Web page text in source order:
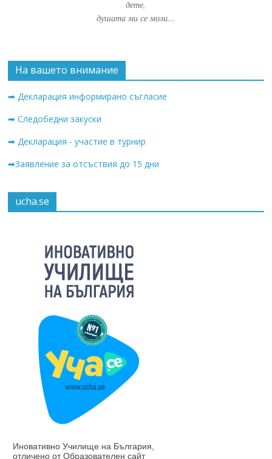
дете,
душата ми се моли...
На вашето внимание
➡ Декларация информирано съгласие
➡ Следобедни закуски
➡ Декларация - участие в турнир
➡Заявление за отсъствия до 15 дни
ucha.se